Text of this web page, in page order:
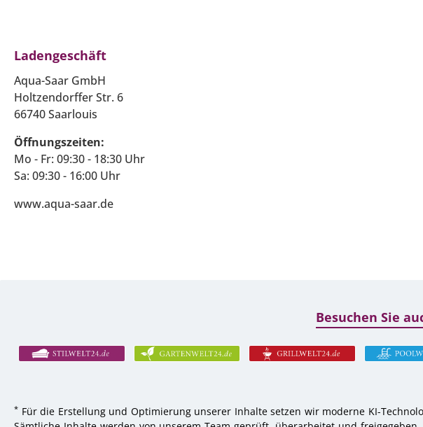
Ladengeschäft
Aqua-Saar GmbH
Holtzendorffer Str. 6
66740 Saarlouis
Öffnungszeiten:
Mo - Fr: 09:30 - 18:30 Uhr
Sa: 09:30 - 16:00 Uhr
www.aqua-saar.de
Besuchen Sie
* Für die Erstellung und Optimierung unserer Inhalte setzen wir moderne KI-